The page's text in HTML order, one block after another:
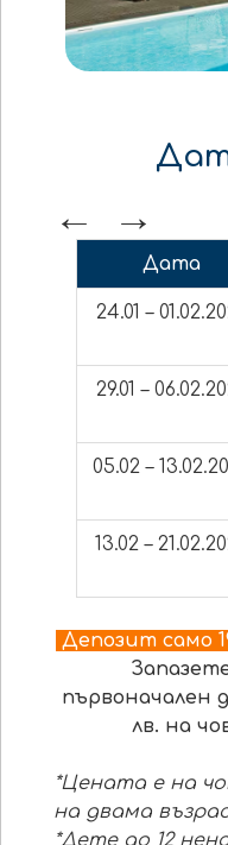
Дата
24.01 –
29.01 –
05.02 –
13.02 –
Депозит само
първоначален
лв. на
*Цената е на
на двама
*Дете до 12